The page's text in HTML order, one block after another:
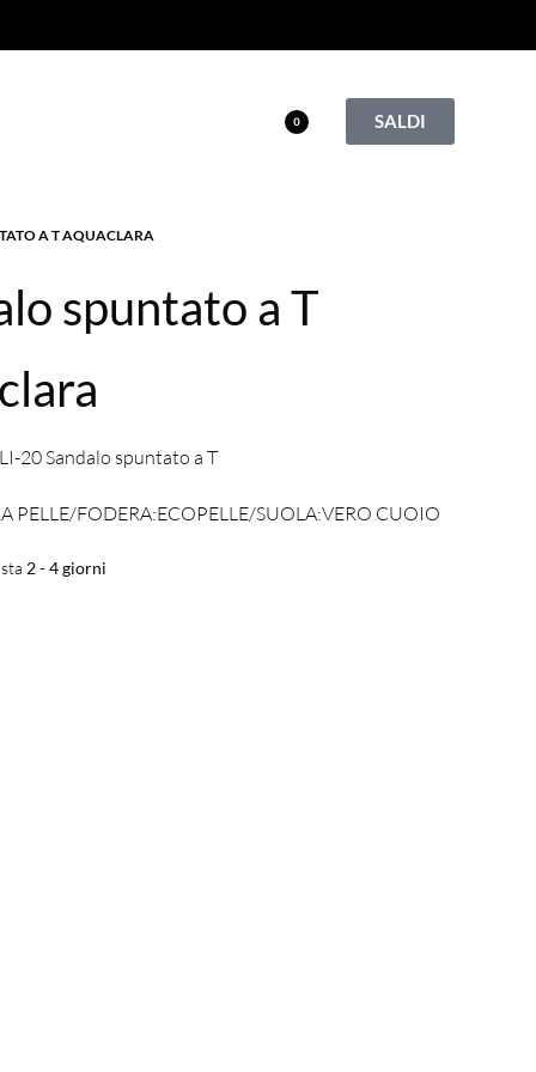
0 SALDI
A T AQUACLARA
spuntato a T
20 Sandalo spuntato a T
PELLE/FODERA:ECOPELLE/SUOLA:VERO CUOIO
2 - 4 giorni